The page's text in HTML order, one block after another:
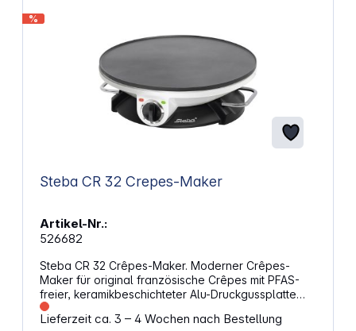
%
Steba CR 32 Crepes-Maker
Artikel-Nr.:
526682
Steba CR 32 Crêpes-Maker. Moderner Crêpes-
Maker für original französische Crêpes mit PFAS-
freier, keramikbeschichteter Alu-Druckgussplatte
mit 32 cm Durchmesser. Eigenschaften: Stufenlose
Temperaturregelung für optimale Bräunung PFAS-
Lieferzeit ca. 3 – 4 Wochen nach Bestellung